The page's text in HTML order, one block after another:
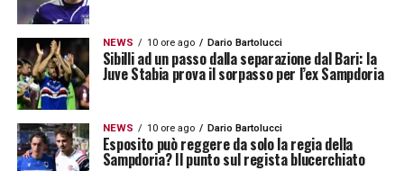
NEWS 10 ore ago Dario Bartolucci
Sibilli ad un passo dalla separazione dal Bari: la
Juve Stabia prova il sorpasso per l’ex Sampdoria
NEWS 10 ore ago Dario Bartolucci
Esposito può reggere da solo la regia della
Sampdoria? Il punto sul regista blucerchiato